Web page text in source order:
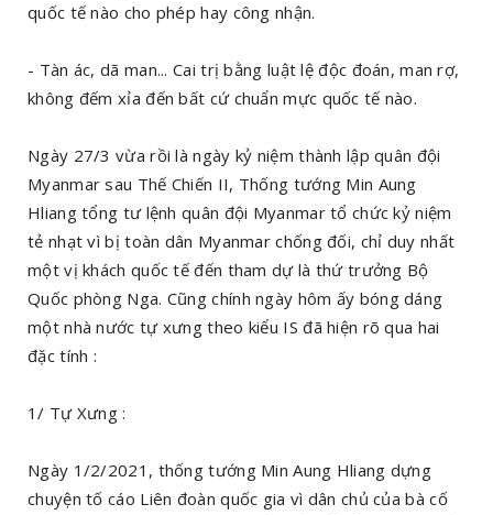
quốc tế nào cho phép hay công nhận.
- Tàn ác, dã man... Cai trị bằng luật lệ độc đoán, man rợ,
không đếm xỉa đến bất cứ chuẩn mực quốc tế nào.
Ngày 27/3 vừa rồi là ngày kỷ niệm thành lập quân đội
Myanmar sau Thế Chiến II, Thống tướng Min Aung
Hliang tổng tư lệnh quân đội Myanmar tổ chức kỷ niệm
tẻ nhạt vì bị toàn dân Myanmar chống đối, chỉ duy nhất
một vị khách quốc tế đến tham dự là thứ trưởng Bộ
Quốc phòng Nga. Cũng chính ngày hôm ấy bóng dáng
một nhà nước tự xưng theo kiểu IS đã hiện rõ qua hai
đặc tính :
1/ Tự Xưng :
Ngày 1/2/2021, thống tướng Min Aung Hliang dựng
chuyện tố cáo Liên đoàn quốc gia vì dân chủ của bà cố